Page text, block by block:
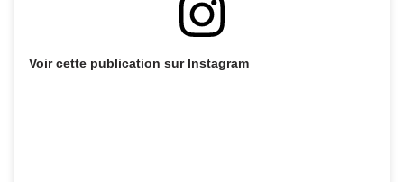
Voir cette publication sur Instagram